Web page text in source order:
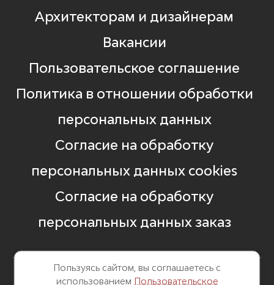
Пользуясь сайтом, вы соглашаетесь с
использованием Пользовательское
Архитекторам и дизайнерам
Вакансии
Пользовательское соглашение
Политика в отношении обработки
персональных данных
Согласие на обработку
персональных данных cookies
Согласие на обработку
персональных данных заказ